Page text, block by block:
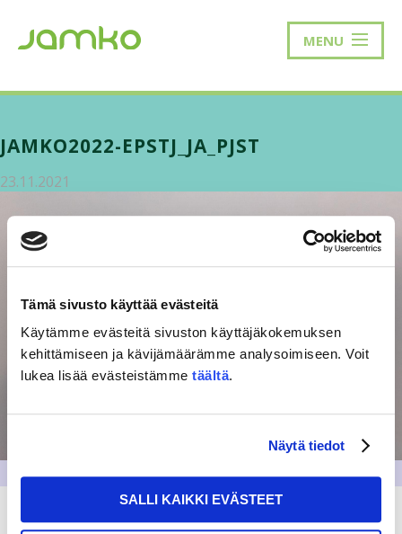
Tämä sivusto käyttää evästeitä
Käytämme evästeitä sivuston käyttäjäkokemuksen
kehittämiseen ja kävijämäärämme analysoimiseen. Voit
lukea lisää evästeistämme täältä.
Näytä tiedot
SALLI KAIKKI EVÄSTEET
MENU
JAMKO2022-EPSTJ_JA_PJST
23.11.2021